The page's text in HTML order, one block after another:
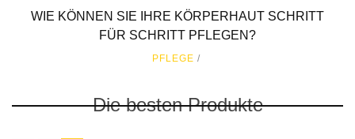
WIE KÖNNEN SIE IHRE KÖRPERHAUT SCHRITT
FÜR SCHRITT PFLEGEN?
PFLEGE
Die besten Produkte